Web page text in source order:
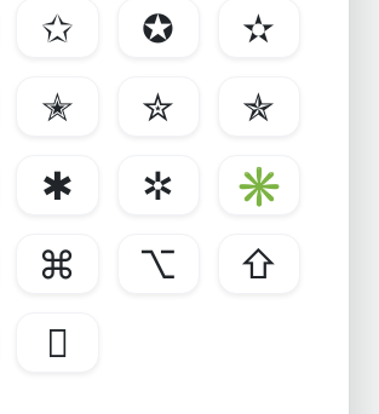
✩ ✪
✫
✭ ✮
✯
✱ ✲
✳
⌘ ⌥
⇧
